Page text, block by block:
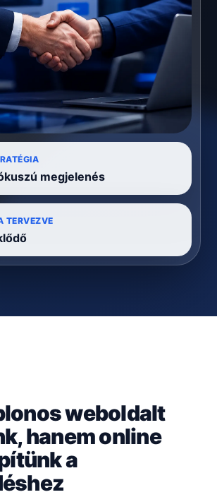
megjelenés
TERVEZVE
weboldalt
hanem online
a